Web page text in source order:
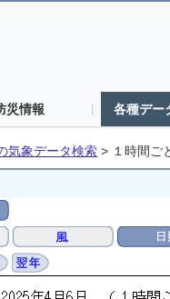
災情報 各種デー
気象データ検索 > １時間ご